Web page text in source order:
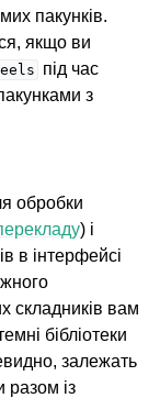
пакунків.
якщо ви
під час
з
обробки
) і
в інтерфейсі
складників вам
бібліотеки
залежать
разом із